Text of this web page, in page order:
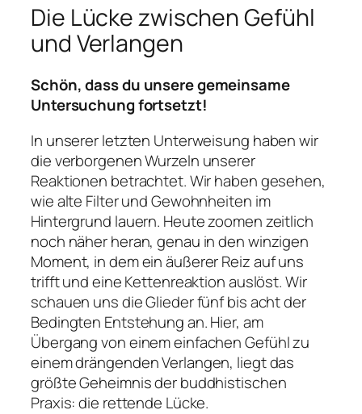
Die Lücke zwischen Gefühl
und Verlangen
Schön, dass du unsere gemeinsame
Untersuchung fortsetzt!
In unserer letzten Unterweisung haben wir
die verborgenen Wurzeln unserer
Reaktionen betrachtet. Wir haben gesehen,
wie alte Filter und Gewohnheiten im
Hintergrund lauern. Heute zoomen zeitlich
noch näher heran, genau in den winzigen
Moment, in dem ein äußerer Reiz auf uns
trifft und eine Kettenreaktion auslöst. Wir
schauen uns die Glieder fünf bis acht der
Bedingten Entstehung an. Hier, am
Übergang von einem einfachen Gefühl zu
einem drängenden Verlangen, liegt das
größte Geheimnis der buddhistischen
Praxis: die rettende Lücke.